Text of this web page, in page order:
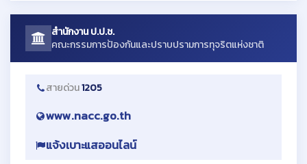
สำนักงาน ป.ป.ช.
คณะกรรมการป้องกันและปราบปรามการทุจริตแห่งชาติ
สายด่วน1205
www.nacc.go.th
แจ้งเบาะแสออนไลน์